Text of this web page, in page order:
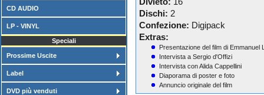
CD AUDIO
LP - VINYL
Speciali
Prossime Uscite
Label
DVD più venduti
Dischi: 2
Confezione: Digipack
Extras:
Presentazione del film di
Intervista a Sergio d'Offizi
Intervista con Alida Cappellini
Diaporama di poster e foto
Annuncio originale del film